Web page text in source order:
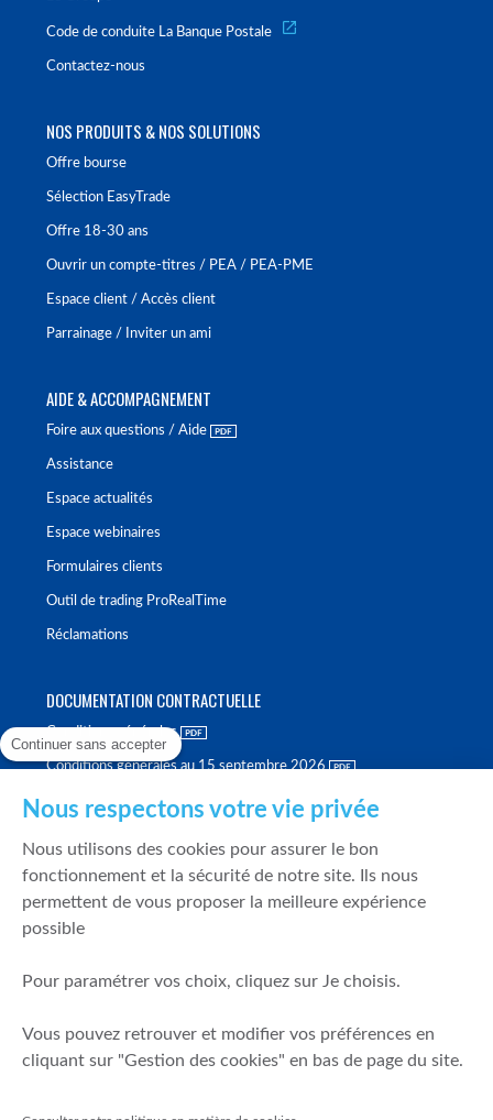
Code de conduite La Banque Postale
Contactez-nous
NOS PRODUITS & NOS SOLUTIONS
Offre bourse
Sélection EasyTrade
Offre 18-30 ans
Ouvrir un compte-titres / PEA / PEA-PME
Espace client / Accès client
Parrainage / Inviter un ami
AIDE & ACCOMPAGNEMENT
Foire aux questions / Aide
Assistance
Espace actualités
Espace webinaires
Formulaires clients
Outil de trading ProRealTime
Réclamations
DOCUMENTATION CONTRACTUELLE
Conditions générales
Conditions générales au 15 septembre 2026
Politique de meilleure sélection
Politique de durabilité
Fonds de garantie des dépôts et de résolution
Mentions légales
Prévention de la fraude
Continuer sans accepter
Nous respectons votre vie privée
Nous utilisons des cookies pour assurer le bon
fonctionnement et la sécurité de notre site. Ils nous
permettent de vous proposer la meilleure expérience
possible
Pour paramétrer vos choix, cliquez sur Je choisis.
Vous pouvez retrouver et modifier vos préférences en
cliquant sur "Gestion des cookies" en bas de page du site.